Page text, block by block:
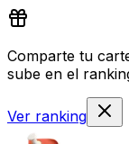
Comparte tu
sube en el
Ver ranking